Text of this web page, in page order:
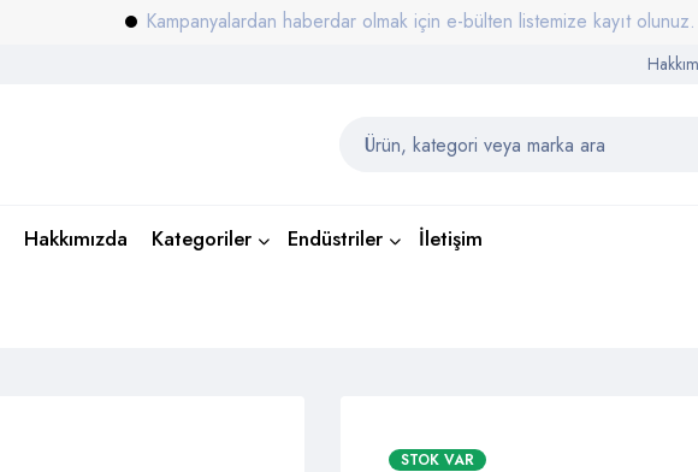
Kampanyalardan haberdar olmak için e-bülten listemize kayıt olunuz.
Hakkımızda Kategoriler Endüstriler İletişim
STOK VAR